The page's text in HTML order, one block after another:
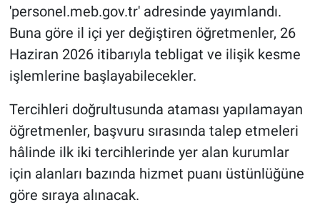
'personel.meb.gov.tr' adresinde yayımlandı.
Buna göre il içi yer değiştiren öğretmenler, 26
Haziran 2026 itibarıyla tebligat ve ilişik kesme
işlemlerine başlayabilecekler.
Tercihleri doğrultusunda ataması yapılamayan
öğretmenler, başvuru sırasında talep etmeleri
hâlinde ilk iki tercihlerinde yer alan kurumlar
için alanları bazında hizmet puanı üstünlüğüne
göre sıraya alınacak.